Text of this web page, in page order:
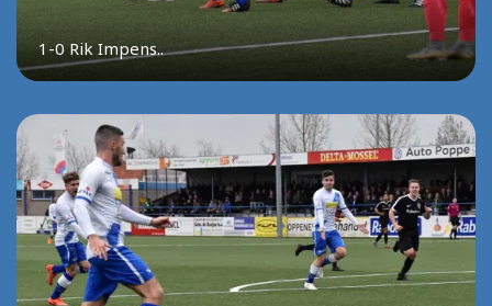
1-0 Rik Impens..